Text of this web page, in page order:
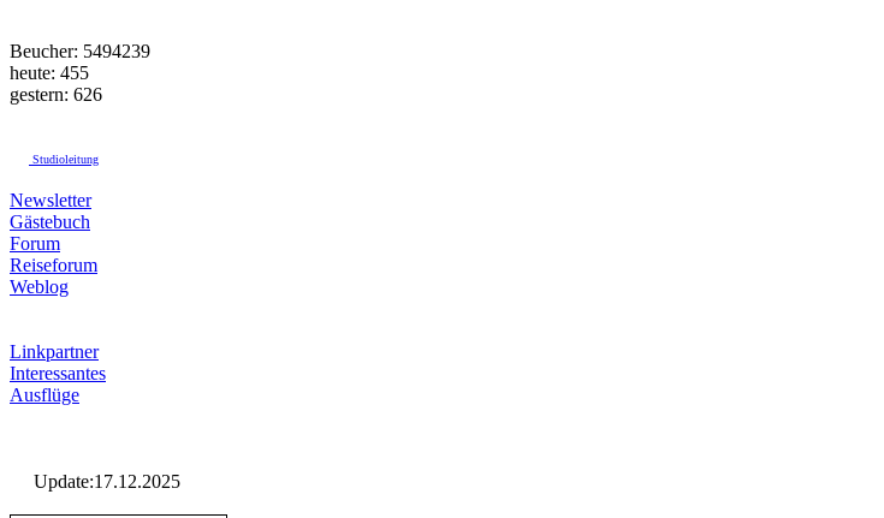
Beucher: 5494239
heute: 455
gestern: 626
Studioleitung
Newsletter
Gästebuch
Forum
Reiseforum
Weblog
Linkpartner
Interessantes
Ausflüge
Update:17.12.2025